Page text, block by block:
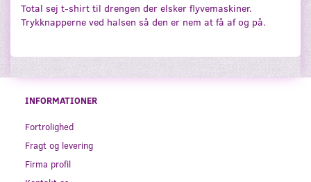
Total sej t-shirt til drengen der elsker flyvemaskiner.
Trykknapperne ved halsen så den er nem at få af og på.
INFORMATIONER
Fortrolighed
Fragt og levering
Firma profil